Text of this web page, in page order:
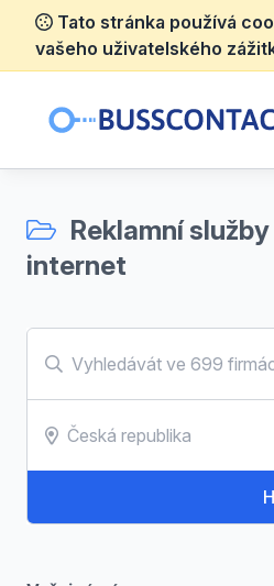
Tato stránka používá
vašeho uživatelského
Reklamní
internet